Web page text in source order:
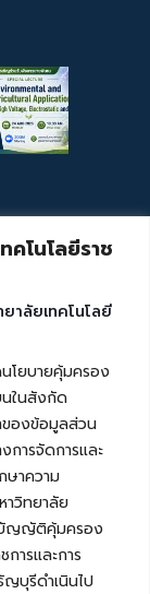
โนโลยีราช
าลัยเทคโนโลยี
ยบายคุ้มครอง
ในสังกัด
ของข้อมูลส่วน
การจัดการและ
ษาความ
วิทยาลัย
บัญญัติคุ้มครอง
ารและการ
ญบุรีดำเนินไป